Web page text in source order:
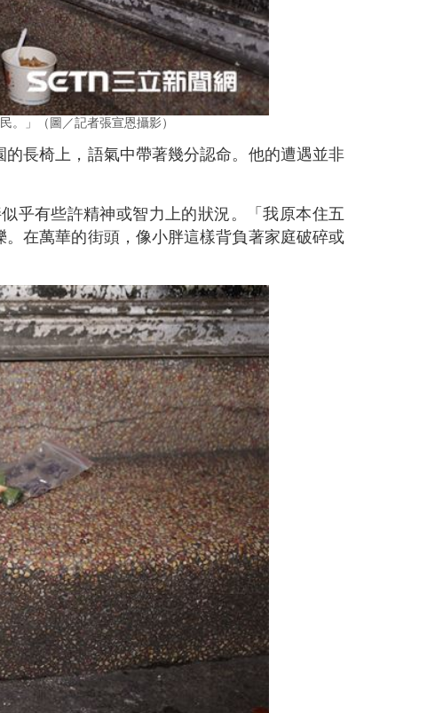
。」（圖／記者張宣恩攝影）
長椅上，語氣中帶著幾分認命。他的遭遇並非
乎有些許精神或智力上的狀況。「我原本住五
在萬華的街頭，像小胖這樣背負著家庭破碎或